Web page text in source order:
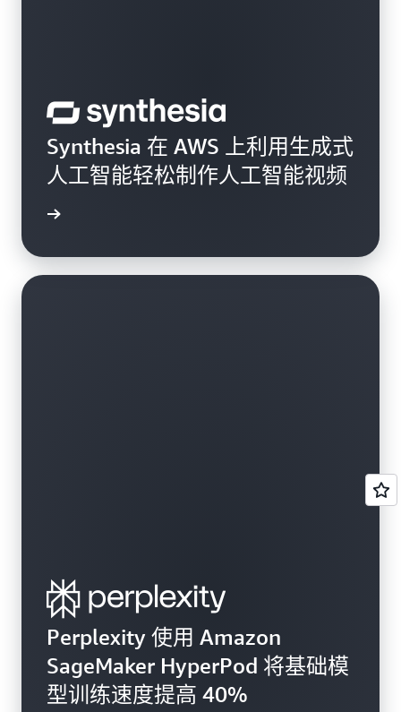
Synthesia 在 AWS 上利用生成式
人工智能轻松制作人工智能视频
Perplexity 使用 Amazon
SageMaker HyperPod 将基础模
型训练速度提高 40%